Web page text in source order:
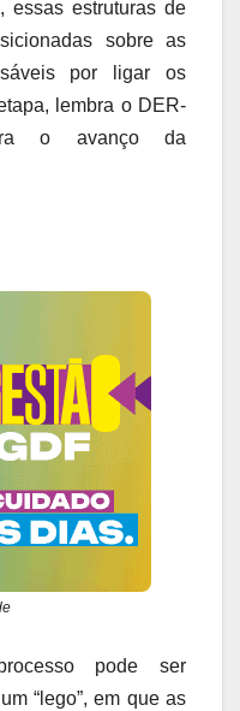
essas estruturas de
sobre as
por ligar os
lembra o DER-
o avanço da
pode ser
“lego”, em que as